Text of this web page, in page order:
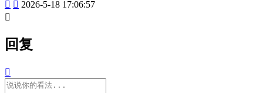
  2026-5-18 17:06:57

回复
